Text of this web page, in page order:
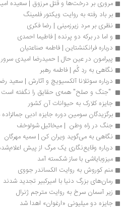
مروری بر درخت‌ها و قتل مرزوق | سعیده
بر باد رفته به روایت ویکتور فلمینگ
نظری بر مرد زیرزمینی | رضا فکری
و اما در برکه دو پرنده | فاطیما احمدی
درباره فرانکنشتاین | فاطمه صناعتیان
پیرامون در عین حال | حمیدرضا امیدی سرور
نگاهی به ردِ گُم | فاطمه رهبر
درباره سوتلانا آلکسيويچ و آثارش | سعید
"جنگ و صلح" همه‌ی حقایق را نگفته است
جایزه کلارک به حیوانات آن کشور
برگزیدگان سومین دوره جایزه ادبی
جنگ در راه وطن  | میخائیل شولوخف
نگاهی به می‌گوید ویران کن | سمیه مهرگان
درباره وقایع‌نگاری یک مرگ از پیش
میزوبایاشی با ساز شکسته آمد
منم کوروش به روایت الکساندر جووی
رمان‌های بزرگ دنیا با امیرکبیر تجدید شدند
زیر آسمان سرخ به روایت مترجم ژنرال
جایزه دو میلیونی «ارغوان» اهدا شد